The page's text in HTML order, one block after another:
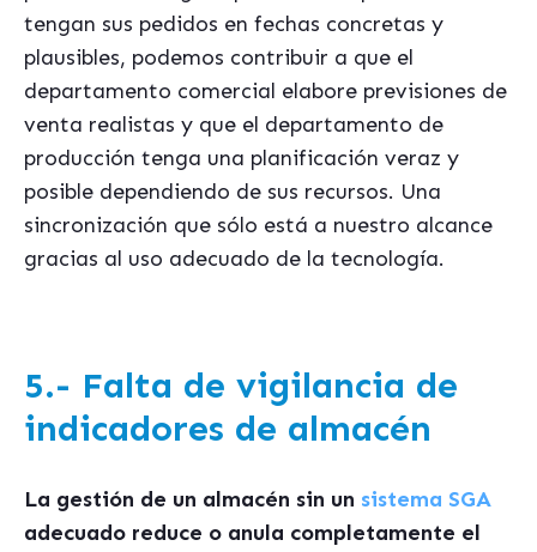
tengan sus pedidos en fechas concretas y
plausibles, podemos contribuir a que el
departamento comercial elabore previsiones de
venta realistas y que el departamento de
producción tenga una planificación veraz y
posible dependiendo de sus recursos. Una
sincronización que sólo está a nuestro alcance
gracias al uso adecuado de la tecnología.
5.- Falta de vigilancia de
indicadores de almacén
La gestión de un almacén sin un sistema SGA
adecuado reduce o anula completamente el